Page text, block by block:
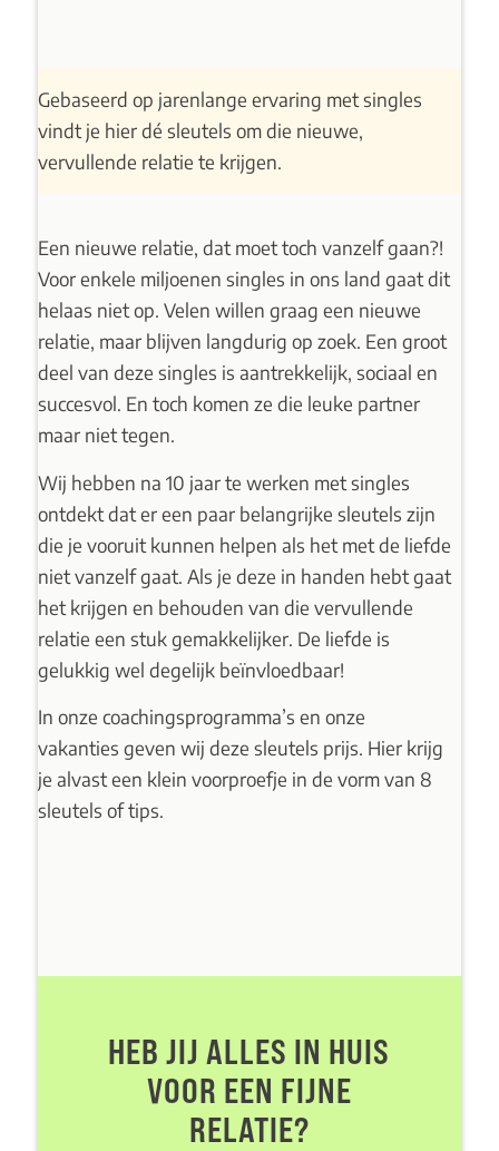
Gebaseerd op jarenlange ervaring met singles
vindt je hier dé sleutels om die nieuwe,
vervullende relatie te krijgen.
Een nieuwe relatie, dat moet toch vanzelf gaan?!
Voor enkele miljoenen singles in ons land gaat dit
helaas niet op. Velen willen graag een nieuwe
relatie, maar blijven langdurig op zoek. Een groot
deel van deze singles is aantrekkelijk, sociaal en
succesvol. En toch komen ze die leuke partner
maar niet tegen.
Wij hebben na 10 jaar te werken met singles
ontdekt dat er een paar belangrijke sleutels zijn
die je vooruit kunnen helpen als het met de liefde
niet vanzelf gaat. Als je deze in handen hebt gaat
het krijgen en behouden van die vervullende
relatie een stuk gemakkelijker. De liefde is
gelukkig wel degelijk beïnvloedbaar!
In onze coachingsprogramma’s en onze
vakanties geven wij deze sleutels prijs. Hier krijg
je alvast een klein voorproefje in de vorm van 8
sleutels of tips.
HEB JIJ ALLES IN HUIS
VOOR EEN FIJNE
RELATIE?